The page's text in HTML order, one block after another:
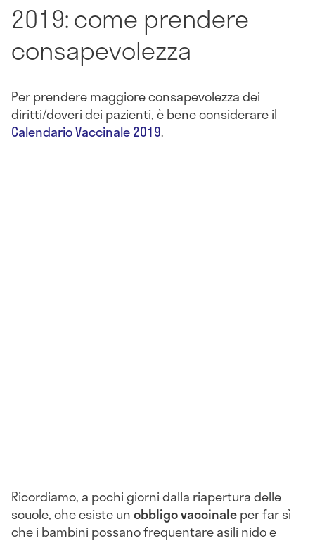
2019: come prendere
consapevolezza
Per prendere maggiore consapevolezza dei
diritti/doveri dei pazienti, è bene considerare il
Calendario Vaccinale 2019.
Ricordiamo, a pochi giorni dalla riapertura delle
scuole, che esiste unobbligo vaccinaleper far sì
che i bambini possano frequentare asili nido e